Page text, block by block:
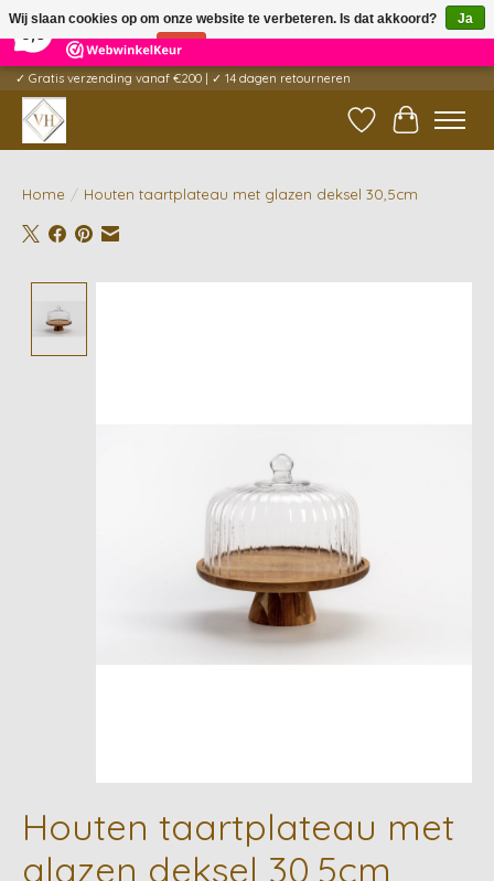
5 Reviews ×
✓ Gratis verzending vanaf €200 | ✓ 14 dagen retourneren
Verlanglijst
Home / Houten taartplateau met glazen deksel 30,5cm
Houten taartplateau met
glazen deksel 30,5cm
Wij slaan cookies op om onze website te verbeteren. Is dat akkoord?
Ja
Nee